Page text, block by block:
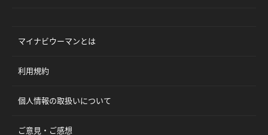
マイナビウーマンとは
利用規約
個人情報の取扱いについて
ご意見・ご感想